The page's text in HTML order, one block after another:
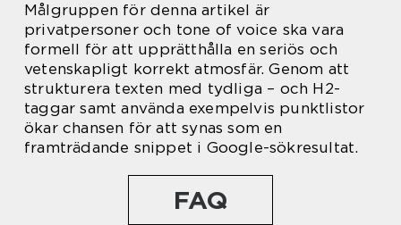
Målgruppen för denna artikel är
privatpersoner och tone of voice ska vara
formell för att upprätthålla en seriös och
vetenskapligt korrekt atmosfär. Genom att
strukturera texten med tydliga – och H2-
taggar samt använda exempelvis punktlistor
ökar chansen för att synas som en
framträdande snippet i Google-sökresultat.
FAQ